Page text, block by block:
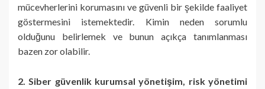
mücevherlerini korumasını ve güvenli bir şekilde faaliyet
göstermesini istemektedir. Kimin neden sorumlu
olduğunu belirlemek ve bunun açıkça tanımlanması
bazen zor olabilir.
2. Siber güvenlik kurumsal yönetişim, risk yönetimi